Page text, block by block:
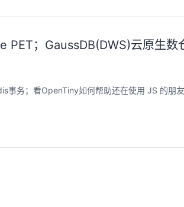
PET；GaussDB(DWS)云原生数
务；看OpenTiny如何帮助还在使用 JS 的朋友